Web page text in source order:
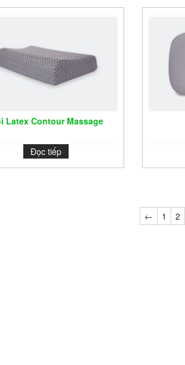
Latex Contour Massage
Đọc tiếp
← 1 2